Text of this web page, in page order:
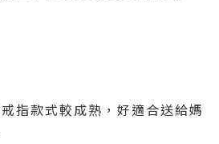
指款式較成熟，好適合送給媽